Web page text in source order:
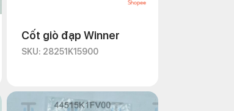
Cốt giò đạp Winner
SKU: 28251K15900